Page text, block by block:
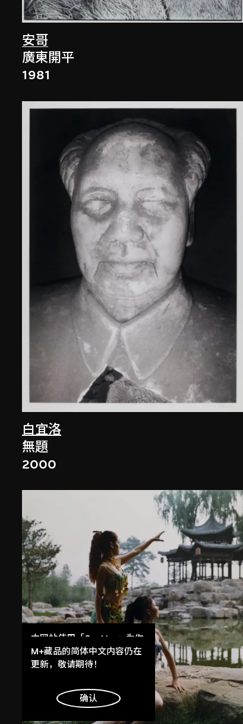
安哥
廣東開平
1981
白宜洛
無題
2000
本网站使用「Cookies」为你
提供最好的网站体验。
了解更多
明白
M+藏品的简体中文内容仍在
更新，敬请期待！
确认